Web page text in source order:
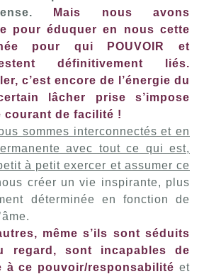
Mais nous avons
pour éduquer en nous cette
pour qui POUVOIR et
définitivement liés.
c’est encore de l’énergie du
lâcher prise s’impose
courant de facilité !
sommes interconnectés et en
avec tout ce qui est,
à petit exercer et assumer ce
créer un vie inspirante, plus
déterminée en fonction de
même s’ils sont séduits
regard, sont incapables de
à ce pouvoir/responsabilité et